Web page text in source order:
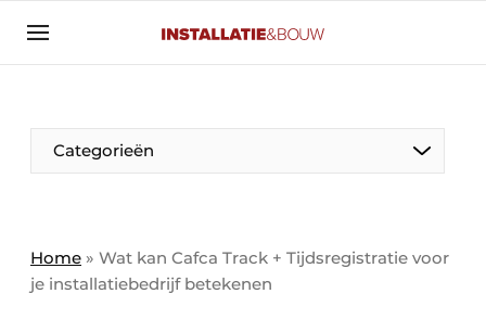
Aanmelden
Banner overzicht
BedrijvenAanmeldenBedankt voor de aanmelding
Contact
Evenement aanmelden
Categorieën
Home » Wat kan Cafca Track + Tijdsregistratie voor
je installatiebedrijf betekenen